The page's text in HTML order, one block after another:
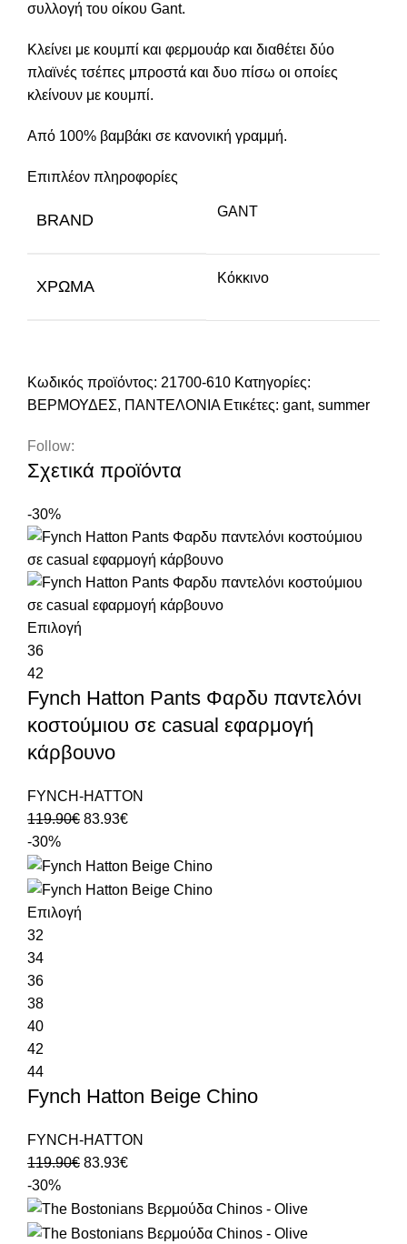
συλλογή του οίκου Gant.
Κλείνει με κουμπί και φερμουάρ και διαθέτει δύο
πλαϊνές τσέπες μπροστά και δυο πίσω οι οποίες
κλείνουν με κουμπί.
Από 100% βαμβάκι σε κανονική γραμμή.
Επιπλέον πληροφορίες
BRAND GANT
ΧΡΏΜΑ Κόκκινο
Κωδικός προϊόντος: 21700-610 Κατηγορίες:
ΒΕΡΜΟΥΔΕΣ, ΠΑΝΤΕΛΟΝΙΑ Ετικέτες: gant, summer
Follow:
Σχετικά προϊόντα
-30%
Επιλογή
36
42
Fynch Hatton Pants Φαρδυ παντελόνι
κοστούμιου σε casual εφαρμογή
κάρβουνο
FYNCH-HATTON
119.90€ 83.93€
-30%
Επιλογή
32
34
36
38
40
42
44
Fynch Hatton Beige Chino
FYNCH-HATTON
119.90€ 83.93€
-30%